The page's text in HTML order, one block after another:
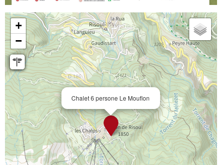
Chalet 6 persone Le Mouflon
+
−